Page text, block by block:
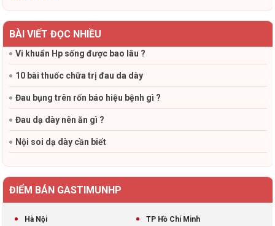
BÀI VIẾT ĐỌC NHIỀU
Vi khuẩn Hp sống được bao lâu ?
10 bài thuốc chữa trị đau da dày
Đau bụng trên rốn báo hiệu bệnh gì ?
Đau dạ dày nên ăn gì ?
Nội soi dạ dày cần biết
ĐIỂM BÁN GASTIMUNHP
Hà Nội
TP Hồ Chí Minh